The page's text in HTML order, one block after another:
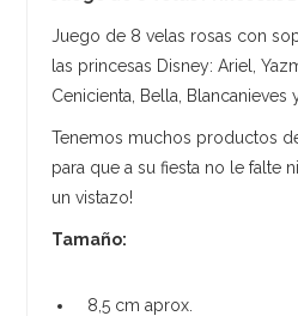
Juego de 8 velas rosas con
las princesas Disney: Ariel,
Cenicienta, Bella, Blancanieves
Tenemos muchos productos
para que a su fiesta no le falte
un vistazo!
Tamaño:
8,5 cm aprox.